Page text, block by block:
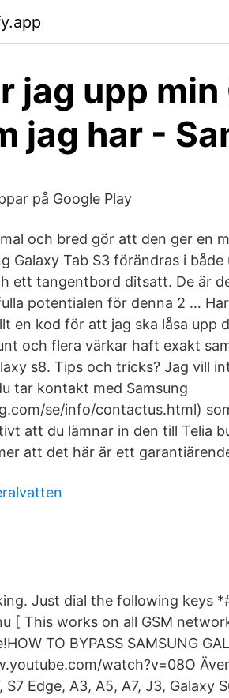
jag upp
jag har -
på Google Play
och bred gör att den ger en
Galaxy Tab S3 förändras i
ett tangentbord ditsatt. De är
potentialen för denna 2 …
en kod för att jag ska låsa upp
och flera värkar haft exakt
s8. Tips och tricks? Jag vill
tar kontakt med Samsung
se/info/contactus.html)
att du lämnar in den till Telia
att det här är ett
Just dial the following keys
[ This works on all GSM
TO BYPASS SAMSUNG
watch?v=08O
S7 Edge, A3, A5, A7, J3, Galaxy